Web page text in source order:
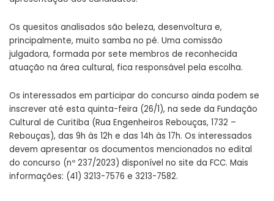
Os quesitos analisados são beleza, desenvoltura e,
principalmente, muito samba no pé. Uma comissão
julgadora, formada por sete membros de reconhecida
atuação na área cultural, fica responsável pela escolha.
Os interessados em participar do concurso ainda podem se
inscrever até esta quinta-feira (26/1), na sede da Fundação
Cultural de Curitiba (Rua Engenheiros Rebouças, 1732 –
Rebouças), das 9h às 12h e das 14h às 17h. Os interessados
devem apresentar os documentos mencionados no edital
do concurso (nº 237/2023) disponível no site da FCC. Mais
informações: (41) 3213-7576 e 3213-7582.